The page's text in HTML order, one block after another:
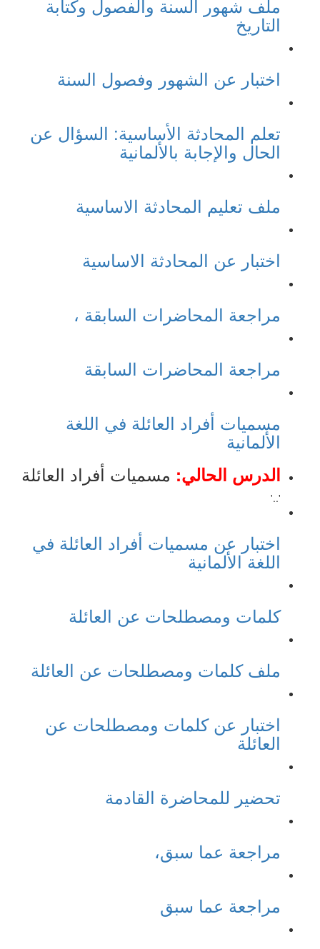
ملف شهور السنة والفصول وكتابة
التاريخ
اختبار عن الشهور وفصول السنة
تعلم المحادثة الأساسية: السؤال عن
الحال والإجابة بالألمانية
ملف تعليم المحادثة الاساسية
اختبار عن المحادثة الاساسية
مراجعة المحاضرات السابقة ،
مراجعة المحاضرات السابقة
مسميات أفراد العائلة في اللغة
الألمانية
الدرس الحالي: مسميات أفراد العائلة
'..'
اختبار عن مسميات أفراد العائلة في
اللغة الألمانية
كلمات ومصطلحات عن العائلة
ملف كلمات ومصطلحات عن العائلة
اختبار عن كلمات ومصطلحات عن
العائلة
تحضير للمحاضرة القادمة
مراجعة عما سبق،
مراجعة عما سبق